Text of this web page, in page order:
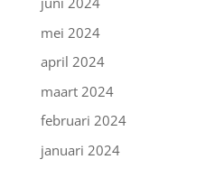
mei 2024
april 2024
maart 2024
februari 2024
januari 2024